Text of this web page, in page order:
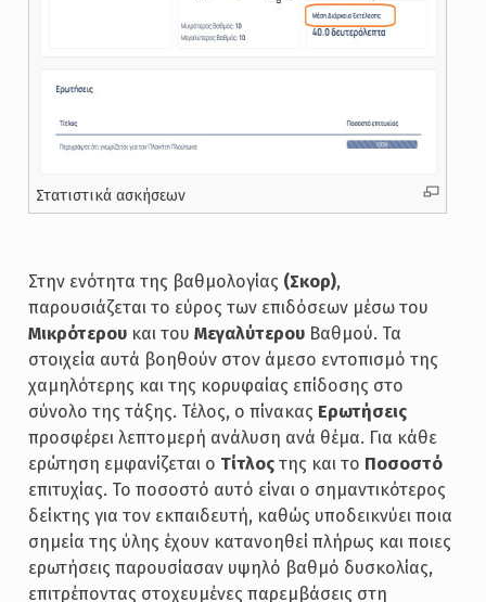
Στατιστικά ασκήσεων
Στην ενότητα της βαθμολογίας (Σκορ),
παρουσιάζεται το εύρος των επιδόσεων μέσω του
Μικρότερουκαι του ΜεγαλύτερουΒαθμού. Τα
στοιχεία αυτά βοηθούν στον άμεσο εντοπισμό της
χαμηλότερης και της κορυφαίας επίδοσης στο
σύνολο της τάξης. Τέλος, ο πίνακας Ερωτήσεις
προσφέρει λεπτομερή ανάλυση ανά θέμα. Για κάθε
ερώτηση εμφανίζεται ο Τίτλοςτης και το Ποσοστό
επιτυχίας. Το ποσοστό αυτό είναι ο σημαντικότερος
δείκτης για τον εκπαιδευτή, καθώς υποδεικνύει ποια
σημεία της ύλης έχουν κατανοηθεί πλήρως και ποιες
ερωτήσεις παρουσίασαν υψηλό βαθμό δυσκολίας,
επιτρέποντας στοχευμένες παρεμβάσεις στη